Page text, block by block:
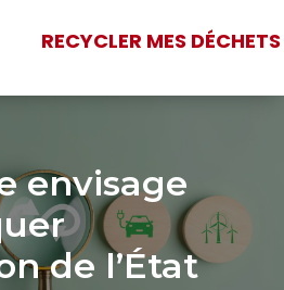
RECYCLER MES DÉCHETS
envisage
de l’État